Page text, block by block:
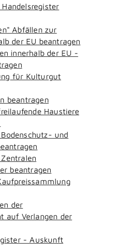
Abfällen zur
der EU beantragen
innerhalb der EU -
für Kulturgut
beantragen
Haustiere
und
beantragen
der
auf Verlangen der
- Auskunft